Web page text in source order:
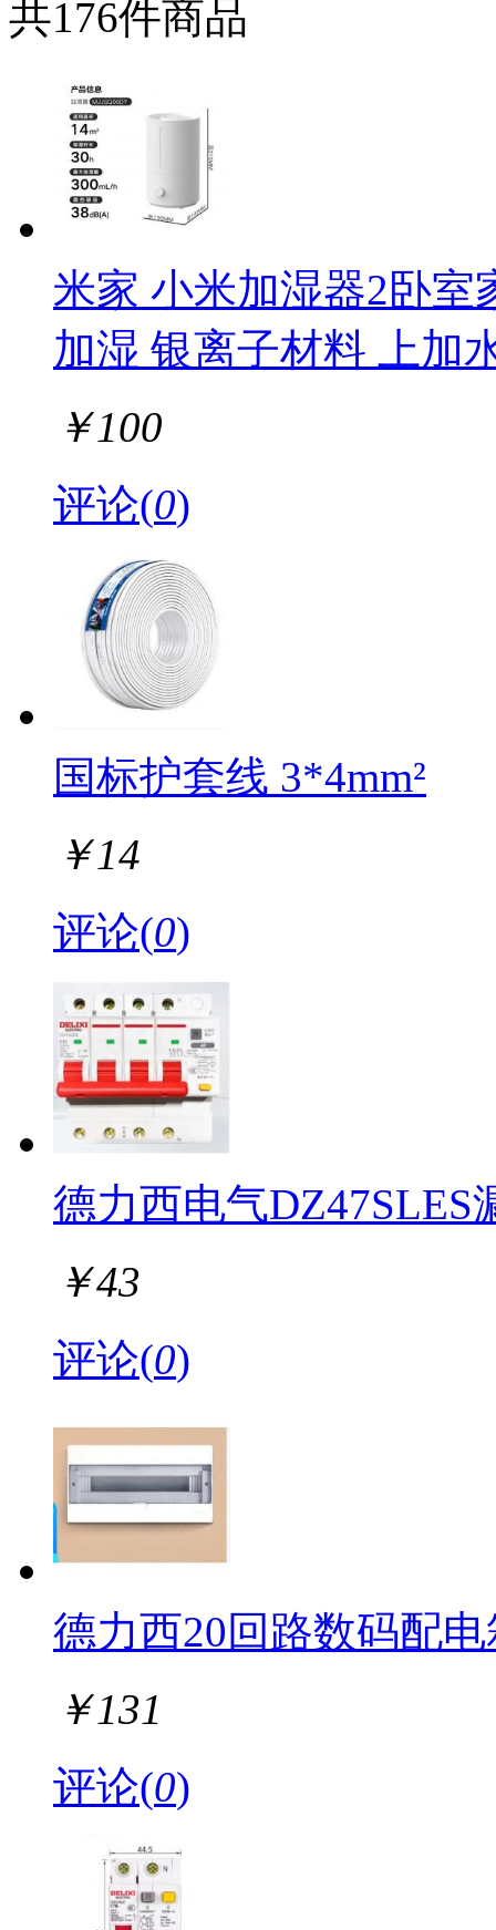
集怡嘉
布鲁雅尔
恒利源HLY
良德（Liangde）
Murcia
澳乐
内联升
共176件商品
米家 小米加湿器2卧室
加湿 银离子材料 上加
￥100
评论(0)
国标护套线 3*4mm²
￥14
评论(0)
德力西电气DZ47SLES
￥43
评论(0)
德力西20回路数码配
￥131
评论(0)